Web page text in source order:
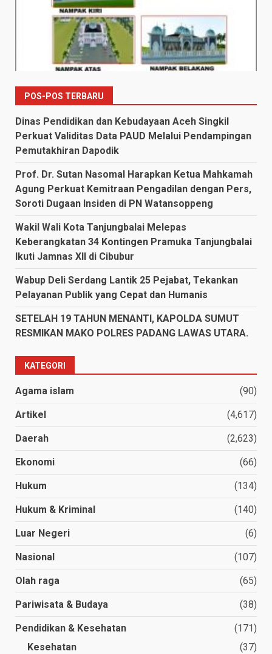
POS-POS TERBARU
Dinas Pendidikan dan Kebudayaan Aceh Singkil
Perkuat Validitas Data PAUD Melalui Pendampingan
Pemutakhiran Dapodik
Prof. Dr. Sutan Nasomal Harapkan Ketua Mahkamah
Agung Perkuat Kemitraan Pengadilan dengan Pers,
Soroti Dugaan Insiden di PN Watansoppeng
Wakil Wali Kota Tanjungbalai Melepas
Keberangkatan 34 Kontingen Pramuka Tanjungbalai
Ikuti Jamnas XII di Cibubur
Wabup Deli Serdang Lantik 25 Pejabat, Tekankan
Pelayanan Publik yang Cepat dan Humanis
SETELAH 19 TAHUN MENANTI, KAPOLDA SUMUT
RESMIKAN MAKO POLRES PADANG LAWAS UTARA.
KATEGORI
Agama islam (90)
Artikel (4,617)
Daerah (2,623)
Ekonomi (66)
Hukum (134)
Hukum & Kriminal (140)
Luar Negeri (6)
Nasional (107)
Olah raga (65)
Pariwisata & Budaya (38)
Pendidikan & Kesehatan
(171)
Kesehatan
(37)